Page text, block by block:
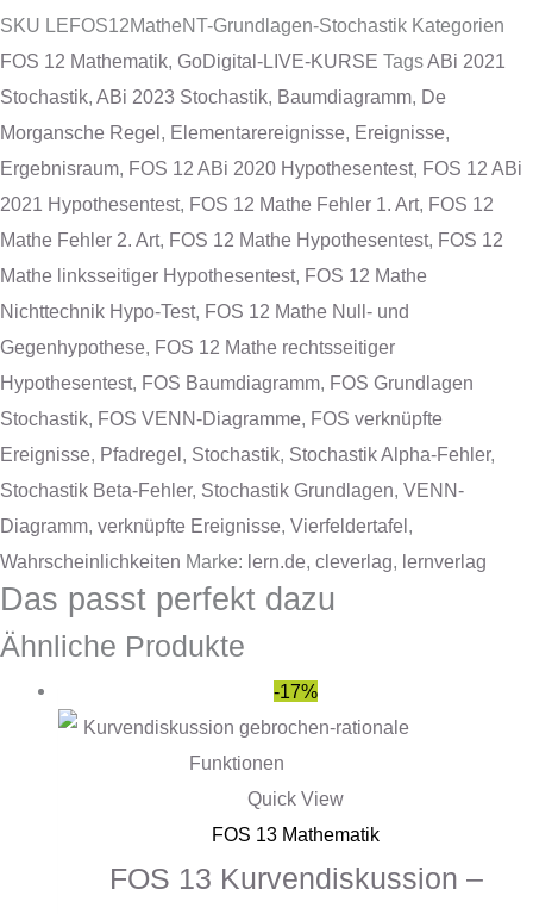
SKU LEFOS12MatheNT-Grundlagen-Stochastik Kategorien
FOS 12 Mathematik, GoDigital-LIVE-KURSE TagsABi 2021
Stochastik, ABi 2023 Stochastik, Baumdiagramm, De
Morgansche Regel, Elementarereignisse, Ereignisse,
Ergebnisraum, FOS 12 ABi 2020 Hypothesentest, FOS 12 ABi
2021 Hypothesentest, FOS 12 Mathe Fehler 1. Art, FOS 12
Mathe Fehler 2. Art, FOS 12 Mathe Hypothesentest, FOS 12
Mathe linksseitiger Hypothesentest, FOS 12 Mathe
Nichttechnik Hypo-Test, FOS 12 Mathe Null- und
Gegenhypothese, FOS 12 Mathe rechtsseitiger
Hypothesentest, FOS Baumdiagramm, FOS Grundlagen
Stochastik, FOS VENN-Diagramme, FOS verknüpfte
Ereignisse, Pfadregel, Stochastik, Stochastik Alpha-Fehler,
Stochastik Beta-Fehler, Stochastik Grundlagen, VENN-
Diagramm, verknüpfte Ereignisse, Vierfeldertafel,
Wahrscheinlichkeiten Marke: lern.de, cleverlag, lernverlag
Das passt perfekt dazu
Ähnliche Produkte
-17%
Quick View
FOS 13 Mathematik
FOS 13 Kurvendiskussion –